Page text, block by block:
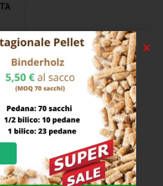
DICONO...